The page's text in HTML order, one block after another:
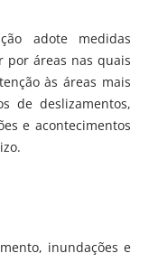
adote medidas
por áreas nas quais
às áreas mais
de deslizamentos,
e acontecimentos
inundações e